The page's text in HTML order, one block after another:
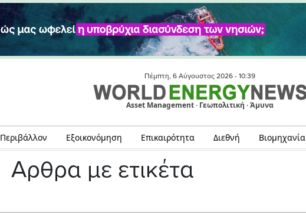
Πέμπτη, 6 Αύγουστος 2026 - 10:39
Asset Management · Γεωπολιτική · Άμυνα
Περιβάλλον Εξοικονόμηση Επικαιρότητα Διεθνή Βιομηχανία
Αρθρα με ετικέτα